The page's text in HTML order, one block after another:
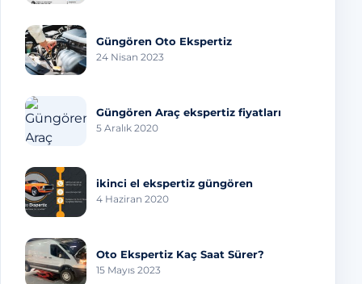
Güngören Oto Ekspertiz
24 Nisan 2023
Güngören Araç ekspertiz fiyatları
5 Aralık 2020
ikinci el ekspertiz güngören
4 Haziran 2020
Oto Ekspertiz Kaç Saat Sürer?
15 Mayıs 2023